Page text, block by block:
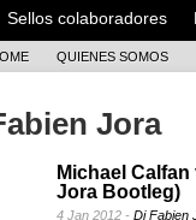
Sellos colaboradores
QUIENES SOMOS
Jora
Michael
Jora Bootleg)
4 Jan 2012 - Dj Fabien